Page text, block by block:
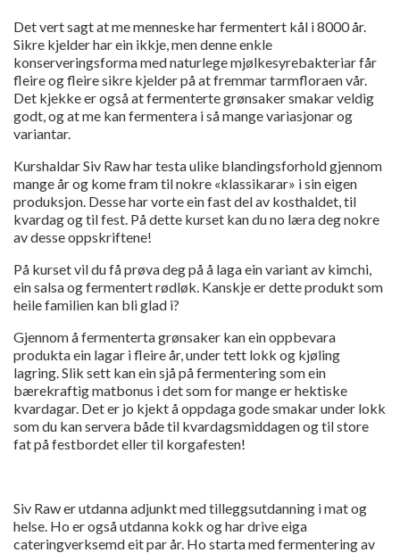
Det vert sagt at me menneske har fermentert kål i 8000 år.
Sikre kjelder har ein ikkje, men denne enkle
konserveringsforma med naturlege mjølkesyrebakteriar får
fleire og fleire sikre kjelder på at fremmar tarmfloraen vår.
Det kjekke er også at fermenterte grønsaker smakar veldig
godt, og at me kan fermentera i så mange variasjonar og
variantar.
Kurshaldar Siv Raw har testa ulike blandingsforhold gjennom
mange år og kome fram til nokre «klassikarar» i sin eigen
produksjon. Desse har vorte ein fast del av kosthaldet, til
kvardag og til fest. På dette kurset kan du no læra deg nokre
av desse oppskriftene!
På kurset vil du få prøva deg på å laga ein variant av kimchi,
ein salsa og fermentert rødløk. Kanskje er dette produkt som
heile familien kan bli glad i?
Gjennom å fermenterta grønsaker kan ein oppbevara
produkta ein lagar i fleire år, under tett lokk og kjøling
lagring. Slik sett kan ein sjå på fermentering som ein
bærekraftig matbonus i det som for mange er hektiske
kvardagar. Det er jo kjekt å oppdaga gode smakar under lokk
som du kan servera både til kvardagsmiddagen og til store
fat på festbordet eller til korgafesten!
Siv Raw er utdanna adjunkt med tilleggsutdanning i mat og
helse. Ho er også utdanna kokk og har drive eiga
cateringverksemd eit par år. Ho starta med fermentering av